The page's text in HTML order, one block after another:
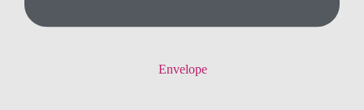
Envelope